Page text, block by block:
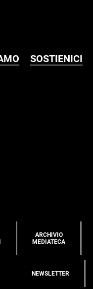
SOSTIENICI
ARCHIVIO
MEDIATECA
NEWSLETTER